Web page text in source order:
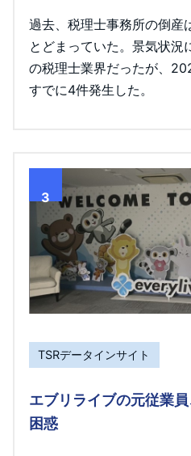
過去、税理士事務所の倒産
とどまっていた。景気状況
の税理士業界だったが、
すでに4件発生した。
3
TSRデータインサイト
エブリライブの元従業
困惑